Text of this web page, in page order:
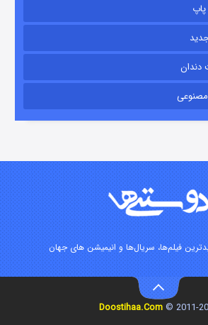
شوگر فصل ۲
خاندان اژدها فصل ۳
دندان
فیلم‌ها، سریال‌ها و انیمیشن های جهان
2011-
Doostihaa.Com